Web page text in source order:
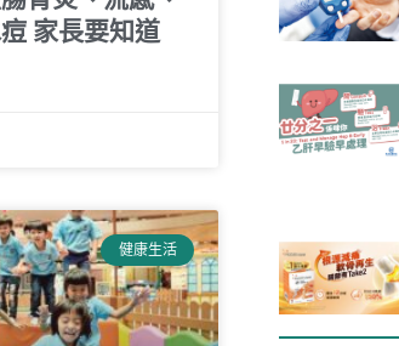
家長要知道
健康生活